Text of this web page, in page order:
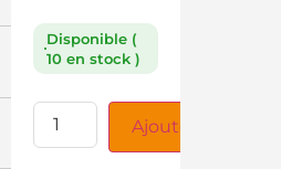
Disponible (
10 en stock )
Ajouter au